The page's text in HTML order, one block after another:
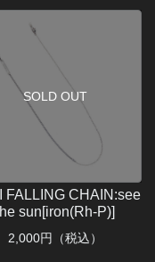
SOLD OUT
FALLING CHAIN:see
sun[iron(Rh-P)]
2,000円（税込）